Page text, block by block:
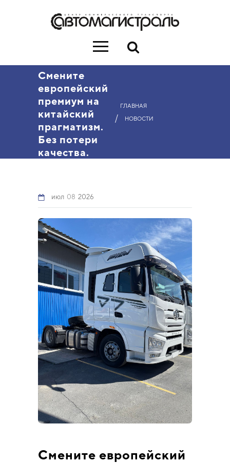
Смените
европейский
премиум на
китайский
прагматизм.
Без потери
качества.
ГЛАВНАЯ
/ НОВОСТИ
июл 08 2026
Смените европейский